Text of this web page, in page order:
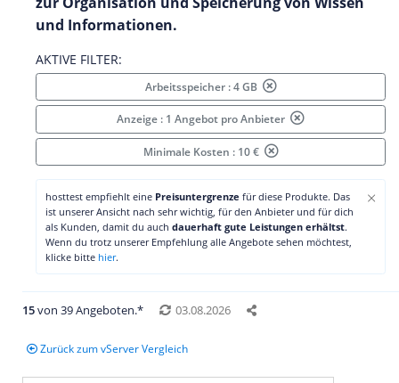
und Informationen.
AKTIVE FILTER:
Arbeitsspeicher : 4 GB
Anzeige : 1 Angebot pro Anbieter
Minimale Kosten : 10 €
×
hosttest empfiehlt eine Preisuntergrenze für diese Produkte. Das
ist unserer Ansicht nach sehr wichtig, für den Anbieter und für dich
als Kunden, damit du auch dauerhaft gute Leistungen erhältst.
Wenn du trotz unserer Empfehlung alle Angebote sehen möchtest,
klicke bitte hier.
15von 39 Angeboten.* 03.08.2026
Zurück zum vServer Vergleich